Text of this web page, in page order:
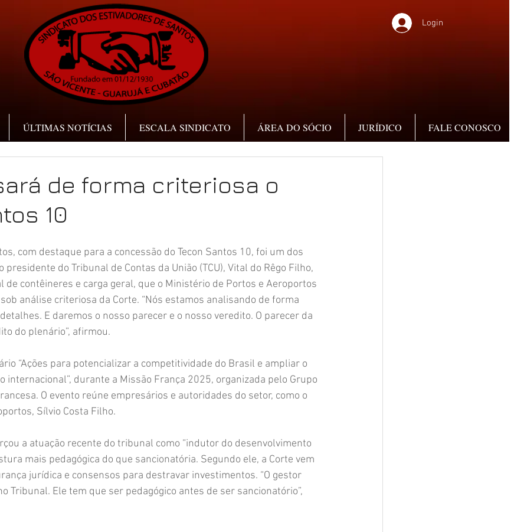
Login
ÚLTIMAS NOTÍCIAS ESCALA SINDICATO ÁREA DO SÓCIO JURÍDICO FALE CONOSCO
de forma criteriosa o
10
com destaque para a concessão do Tecon Santos 10, foi um dos
do Tribunal de Contas da União (TCU), Vital do Rêgo Filho,
de contêineres e carga geral, que o Ministério de Portos e Aeroportos
análise criteriosa da Corte. “Nós estamos analisando de forma
E daremos o nosso parecer e o nosso veredito. O parecer da
do plenário”, afirmou.
“Ações para potencializar a competitividade do Brasil e ampliar o
internacional”, durante a Missão França 2025, organizada pelo Grupo
O evento reúne empresários e autoridades do setor, como o
Sílvio Costa Filho.
a atuação recente do tribunal como “indutor do desenvolvimento
mais pedagógica do que sancionatória. Segundo ele, a Corte vem
jurídica e consensos para destravar investimentos. “O gestor
Tribunal. Ele tem que ser pedagógico antes de ser sancionatório”,